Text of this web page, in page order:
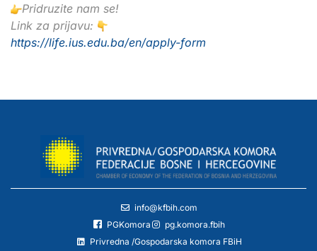
Pridruzite nam se!
Link za prijavu:
https://life.ius.edu.ba/en/apply-form
info@kfbih.com
PGKomora
pg.komora.fbih
Privredna /Gospodarska komora FBiH